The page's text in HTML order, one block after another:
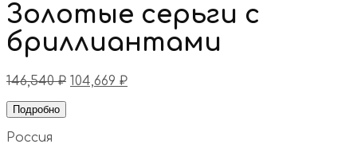
Золотые серьги с
бриллиантами
146,540₽ 104,669 ₽
Подробно
Россия